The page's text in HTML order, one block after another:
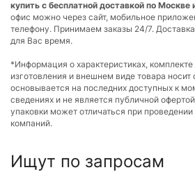
купить с бесплатной доставкой по Москве
офис можно через сайт, мобильное
телефону. Принимаем заказы 24/7.
для Вас время.
*Информация о характеристиках, комплекте
изготовления и внешнем виде товара носит
основывается на последних доступных к
сведениях и не является публичной
упаковки может отличаться при
компаний.
Ищут по запросам